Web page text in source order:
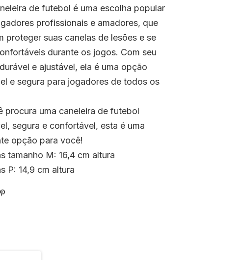
de futebol é uma escolha popular
profissionais e amadores, que
proteger suas canelas de lesões e se
durante os jogos. Com seu
e ajustável, ela é uma opção
e segura para jogadores de todos os
procura uma caneleira de futebol
segura e confortável, esta é uma
opção para você!
tamanho M: 16,4 cm altura
P: 14,9 cm altura